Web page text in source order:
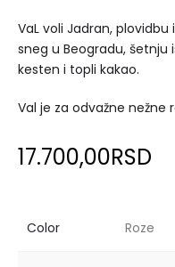
VaL voli Jadran, plovidbu
sneg u Beogradu, šetnju
kesten i topli kakao.
Val je za odvažne nežne
17.700,00RSD
Color Roze